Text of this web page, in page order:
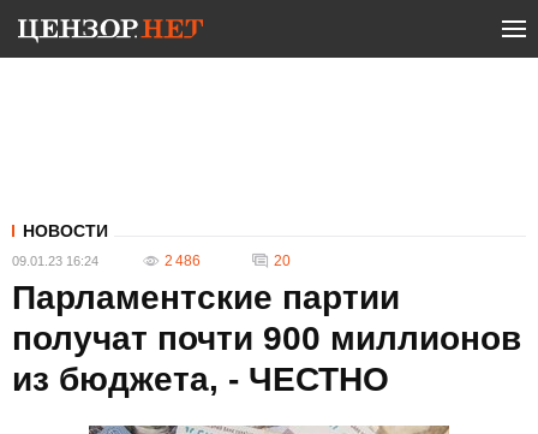
НОВОСТИ
09.01.23 16:24 2 486 20
Парламентские партии
получат почти 900 миллионов
из бюджета, - ЧЕСТНО